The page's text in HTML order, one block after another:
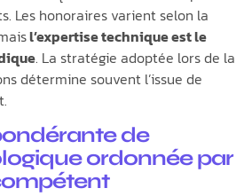
Les honoraires varient selon la
l’expertise technique est le
. La stratégie adoptée lors de la
détermine souvent l’issue de
de
ordonnée par